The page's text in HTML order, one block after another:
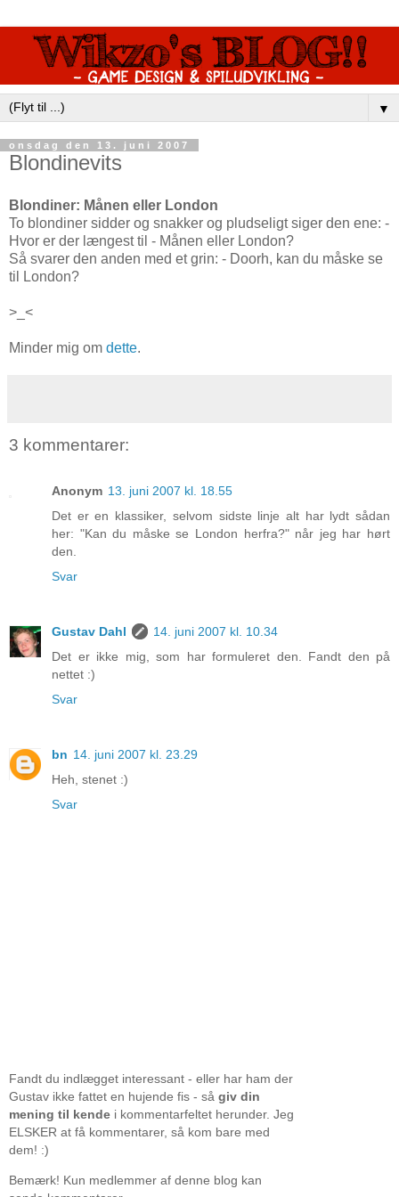
▼
onsdag den 13. juni 2007
Blondinevits
Blondiner: Månen eller London
To blondiner sidder og snakker og pludseligt siger den ene: -
Hvor er der længest til - Månen eller London?
Så svarer den anden med et grin: - Doorh, kan du måske se
til London?
>_<
Minder mig om dette.
3 kommentarer:
Anonym 13. juni 2007 kl. 18.55
Det er en klassiker, selvom sidste linje alt har lydt sådan
her: "Kan du måske se London herfra?" når jeg har hørt
den.
Svar
Gustav Dahl
14. juni 2007 kl. 10.34
Det er ikke mig, som har formuleret den. Fandt den på
nettet :)
Svar
bn 14. juni 2007 kl. 23.29
Heh, stenet :)
Svar
Fandt du indlægget interessant - eller har ham der
Gustav ikke fattet en hujende fis - så giv din
mening til kende i kommentarfeltet herunder. Jeg
ELSKER at få kommentarer, så kom bare med
dem! :)
Bemærk! Kun medlemmer af denne blog kan